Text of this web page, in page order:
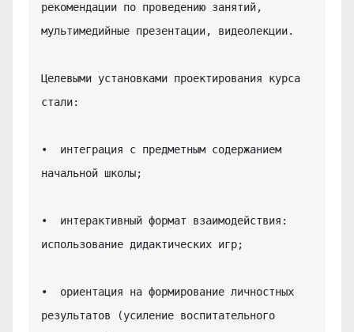
рекомендации по проведению занятий,
мультимедийные презентации, видеолекции.
Целевыми установками проектирования курса
стали:
•  интеграция с предметным содержанием
начальной школы;
•  интерактивный формат взаимодействия:
использование дидактических игр;
•  ориентация на формирование личностных
результатов (усиление воспитательного